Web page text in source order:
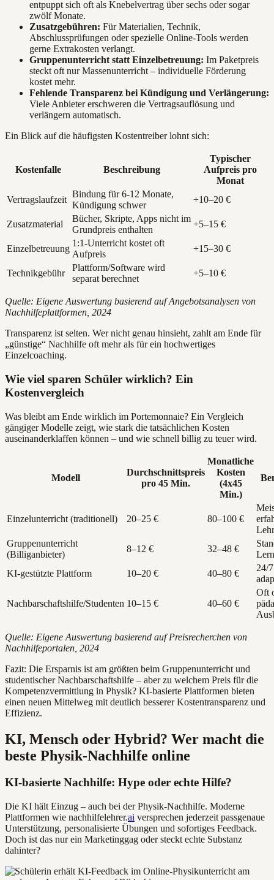
entpuppt sich oft als Knebelvertrag über sechs oder sogar
zwölf Monate.
Zusatzgebühren: Für Materialien, Technik,
Abschlussprüfungen oder spezielle Online-Tools werden
gerne Extrakosten verlangt.
Gruppenunterricht statt Einzelbetreuung: Im Paketpreis
steckt oft nur Massenunterricht – individuelle Förderung
kostet mehr.
Fehlende Transparenz bei Kündigung und Verlängerung:
Viele Anbieter erschweren die Vertragsauflösung und
verlängern automatisch.
Ein Blick auf die häufigsten Kostentreiber lohnt sich:
Kostenfalle Beschreibung
Typischer
Aufpreis pro
Monat
Vertragslaufzeit
Bindung für 6-12 Monate,
Kündigung schwer
+10–20 €
Zusatzmaterial
Bücher, Skripte, Apps nicht im
Grundpreis enthalten
+5–15 €
Einzelbetreuung
1:1-Unterricht kostet oft
Aufpreis
+15–30 €
Technikgebühr
Plattform/Software wird
separat berechnet
+5–10 €
Quelle: Eigene Auswertung basierend auf Angebotsanalysen von
Nachhilfeplattformen, 2024
Transparenz ist selten. Wer nicht genau hinsieht, zahlt am Ende für
„günstige“ Nachhilfe oft mehr als für ein hochwertiges
Einzelcoaching.
Wie viel sparen Schüler wirklich? Ein
Kostenvergleich
Was bleibt am Ende wirklich im Portemonnaie? Ein Vergleich
gängiger Modelle zeigt, wie stark die tatsächlichen Kosten
auseinanderklaffen können – und wie schnell billig zu teuer wird.
Modell
Durchschnittspreis
pro 45 Min.
Monatliche
Kosten
(4x45
Min.)
Einzelunterricht (traditionell) 20–25 € 80–100 €
Gruppenunterricht
(Billiganbieter)
8–12 € 32–48 €
KI-gestützte Plattform
10–20 € 40–80 €
24/
Nachbarschaftshilfe/Studenten 10–15 € 40–60 €
Oft
Quelle: Eigene Auswertung basierend auf Preisrecherchen von
Nachhilfeportalen, 2024
Fazit: Die Ersparnis ist am größten beim Gruppenunterricht und
studentischer Nachbarschaftshilfe – aber zu welchem Preis für die
Kompetenzvermittlung in Physik? KI-basierte Plattformen bieten
einen neuen Mittelweg mit deutlich besserer Kostentransparenz und
Effizienz.
KI, Mensch oder Hybrid? Wer macht die
beste Physik-Nachhilfe online
KI-basierte Nachhilfe: Hype oder echte Hilfe?
Die KI hält Einzug – auch bei der Physik-Nachhilfe. Moderne
Plattformen wie nachhilfelehrer.ai versprechen jederzeit passgenaue
Unterstützung, personalisierte Übungen und sofortiges Feedback.
Doch ist das nur ein Marketinggag oder steckt echte Substanz
dahinter?